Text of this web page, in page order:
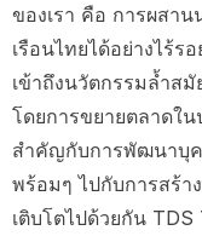
ของเรา คือ การผสา
เรือนไทยได้อย่างไร้
เข้าถึงนวัตกรรมล้ำส
โดยการขยายตลาดใน
สำคัญกับการพัฒนาบุ
พร้อมๆ ไปกับการสร้า
เติบโตไปด้วยกัน